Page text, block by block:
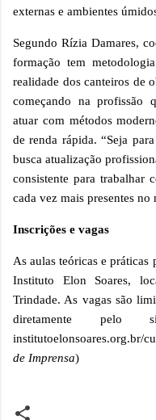
externas e ambientes
Segundo Rízia Damares,
formação tem
realidade dos canteiros de
começando na profissão
atuar com métodos
de renda rápida. “Seja
busca atualização
consistente para trabalhar
cada vez mais presentes
Inscrições e vagas
As aulas teóricas e práticas
Instituto Elon Soares,
Trindade. As vagas são
diretamente pelo
institutoelonsoares.org.br/
de Imprensa)